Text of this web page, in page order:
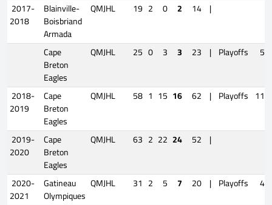
2017-
2018
Blainville-
Boisbriand
Armada
QMJHL 19 2 0 2 14 |
Cape
Breton
Eagles
QMJHL 25 0 3 3 23 | Playoffs 5
2018-
2019
Cape
Breton
Eagles
QMJHL 58 1 15 16 62 | Playoffs 11
2019-
2020
Cape
Breton
Eagles
QMJHL 63 2 22 24 52 |
2020-
2021
Gatineau
Olympiques
QMJHL 31 2 5 7 20 | Playoffs 4